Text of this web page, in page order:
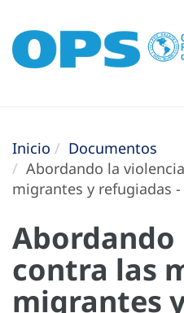
Inicio
Documentos
Abordando la
migrantes y refugiadas
contra las
migrantes